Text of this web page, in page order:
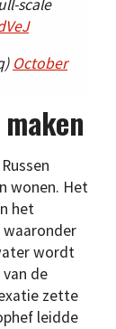
scale
October
wonen. Het
het
waaronder
wordt
de
zette
leidde